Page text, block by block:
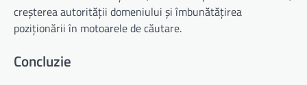
creșterea autorității domeniului și îmbunătățirea
poziționării în motoarele de căutare.
Concluzie